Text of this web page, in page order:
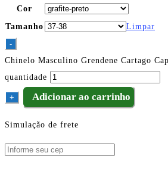
Cor
Tamanho
Limpar
-
Chinelo Masculino Grendene Cartago
quantidade
+ Adicionar ao carrinho
Simulação de frete